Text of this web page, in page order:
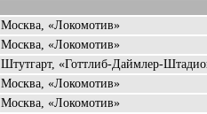
Москва, «Локомотив»
Москва, «Локомотив»
Штутгарт, «Готтлиб-Даймлер-
Москва, «Локомотив»
Москва, «Локомотив»